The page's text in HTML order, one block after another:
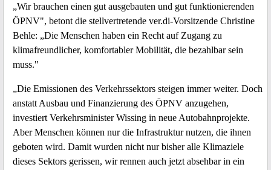
„Wir brauchen einen gut ausgebauten und gut funktionierenden
ÖPNV", betont die stellvertretende ver.di-Vorsitzende Christine
Behle: „Die Menschen haben ein Recht auf Zugang zu
klimafreundlicher, komfortabler Mobilität, die bezahlbar sein
muss."
„Die Emissionen des Verkehrssektors steigen immer weiter. Doch
anstatt Ausbau und Finanzierung des ÖPNV anzugehen,
investiert Verkehrsminister Wissing in neue Autobahnprojekte.
Aber Menschen können nur die Infrastruktur nutzen, die ihnen
geboten wird. Damit wurden nicht nur bisher alle Klimaziele
dieses Sektors gerissen, wir rennen auch jetzt absehbar in ein